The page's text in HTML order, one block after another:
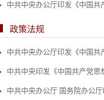
中共中央办公厅印发《中国共
政策法规
中共中央办公厅印发《中国共
中共中央印发《中国共产党思
中共中央办公厅 国务院办公厅